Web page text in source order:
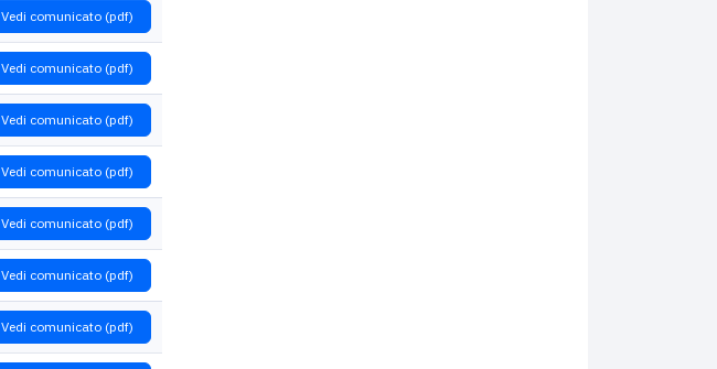
Vedi comunicato (pdf)
Vedi comunicato (pdf)
Vedi comunicato (pdf)
Vedi comunicato (pdf)
Vedi comunicato (pdf)
Vedi comunicato (pdf)
Vedi comunicato (pdf)